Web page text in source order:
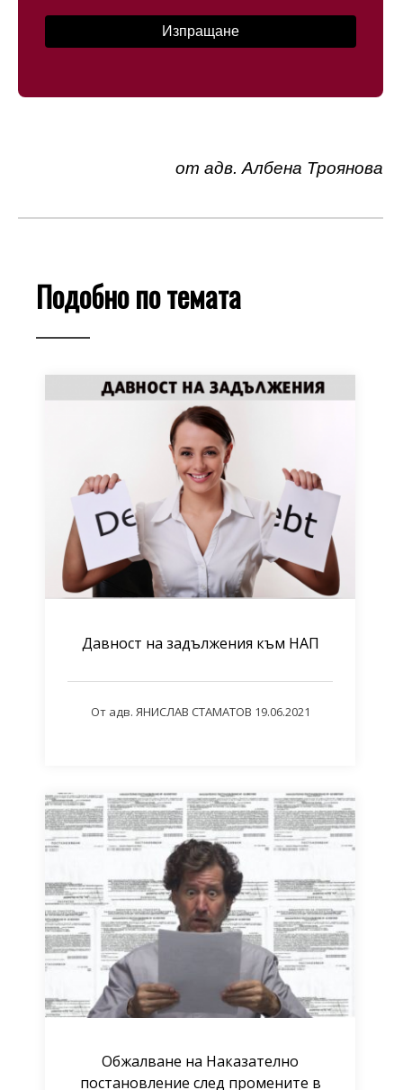
от адв. Албена Троянова
Подобно по темата
Давност на задължения към НАП
От адв. ЯНИСЛАВ СТАМАТОВ 19.06.2021
Обжалване на Наказателно
постановление след промените в